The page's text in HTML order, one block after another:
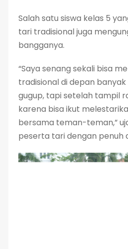
Salah satu siswa kelas 5
tari tradisional juga
bangganya.
“Saya senang sekali bisa
tradisional di depan
gugup, tapi setelah tampil
karena bisa ikut
bersama teman-teman,”
peserta tari dengan penuh